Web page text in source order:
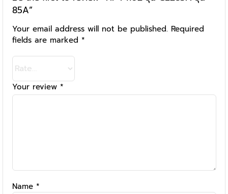
85A”
Your email address will not be published. Required
fields are marked *
Your review *
Name *